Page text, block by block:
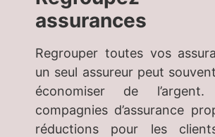
assurances
Regrouper toutes vos
un seul assureur peut
économiser de l’argent.
compagnies d’assurance
réductions pour les